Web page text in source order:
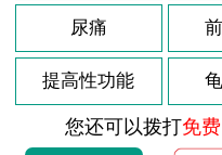
尿痛
提高性功能
您还可以拨打免